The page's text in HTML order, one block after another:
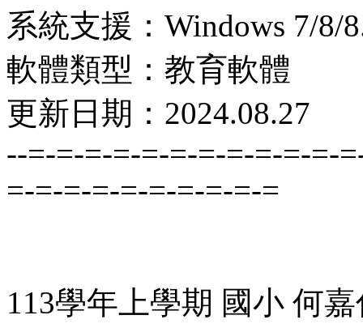
系統支援：Windows 7/8/
軟體類型：教育軟體
更新日期：2024.08.27
--=-=-=-=-=-=-=-=-=-=-=-
=-=-=-=-=-=-=-=-=-=
113學年上學期 國小 何